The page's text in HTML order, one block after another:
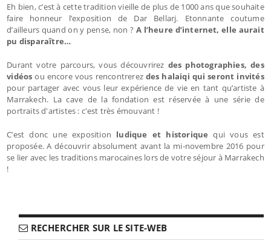
Eh bien, c’est à cette tradition vieille de plus de 1000 ans que souhaite
faire honneur l’exposition de Dar Bellarj. Etonnante coutume
d’ailleurs quand on y pense, non ? A l’heure d’internet, elle aurait
pu disparaître…
Durant votre parcours, vous découvrirez des photographies, des
vidéos ou encore vous rencontrerez des halaiqi qui seront invités
pour partager avec vous leur expérience de vie en tant qu’artiste à
Marrakech. La cave de la fondation est réservée à une série de
portraits d'artistes : c'est très émouvant !
C’est donc une exposition ludique et historiquequi vous est
proposée. A découvrir absolument avant la mi-novembre 2016 pour
se lier avec les traditions marocaines lors de votre séjour à Marrakech
!
RECHERCHER SUR LE SITE-WEB